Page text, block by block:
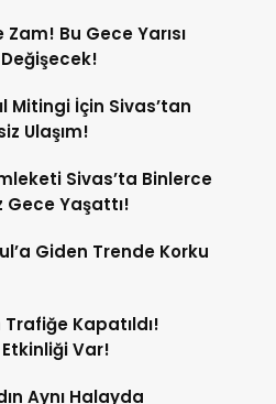
Zam! Bu Gece Yarısı
Mitingi İçin Sivas’tan
Ulaşım!
Sivas’ta Binlerce
Gece Yaşattı!
Giden Trende Korku
Kapatıldı!
Var!
Aynı Halayda